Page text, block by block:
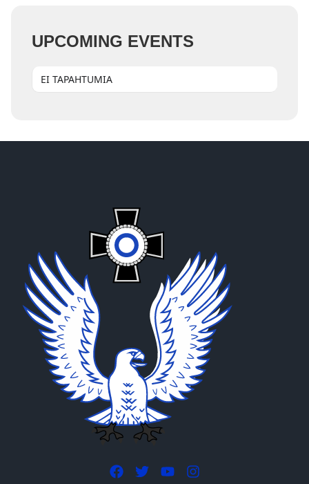
UPCOMING EVENTS
EI TAPAHTUMIA